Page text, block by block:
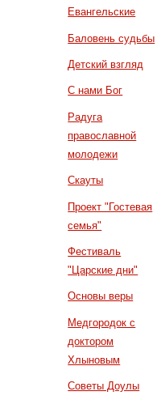
Евангельские
Баловень судьбы
Детский взгляд
С нами Бог
Радуга
православной
молодежи
Скауты
Проект "Гостевая
семья"
Фестиваль
"Царские дни"
Основы веры
Медгородок с
доктором
Хлыновым
Советы Доулы